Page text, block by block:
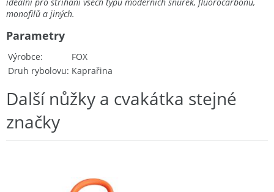
ideální pro stříhání všech typů moderních šňůrek, fluorocarbonů,
monofilů a jiných.
Výrobce
FOX
Druh rybolovu Kaprařina
Parametry
Další nůžky a cvakátka stejné
značky